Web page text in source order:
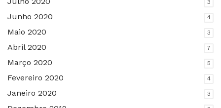
3
Junho 2020 4
Maio 2020 3
Abril 2020 7
Março 2020 5
Fevereiro 2020 4
Janeiro 2020 3